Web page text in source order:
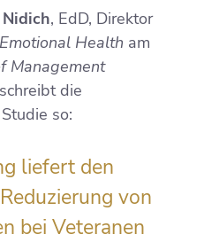
, EdD, Direktor
Health am
Management
die
so:
liefert den
von
bei Veteranen